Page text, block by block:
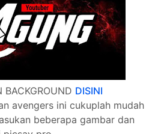
BACKGROUND DISINI
avengers ini cukuplah mudah
beberapa gambar dan